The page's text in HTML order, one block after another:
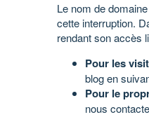
Le nom de
cette interruption.
rendant son accès
Pour les
blog en
Pour le
nous